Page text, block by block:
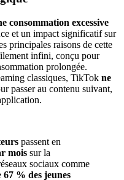
consommation excessive
et un impact significatif sur
principales raisons de cette
infini, conçu pour
prolongée.
classiques, TikTok ne
passer au contenu suivant,
passent en
mois sur la
sociaux comme
67 % des jeunes